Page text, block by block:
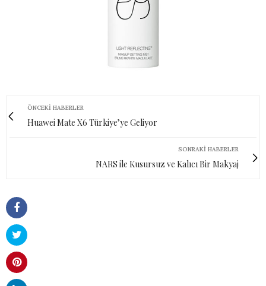
ÖNCEKI HABERLER
Huawei Mate X6 Türkiye’ye Geliyor
SONRAKI HABERLER
NARS ile Kusursuz ve Kalıcı Bir Makyaj